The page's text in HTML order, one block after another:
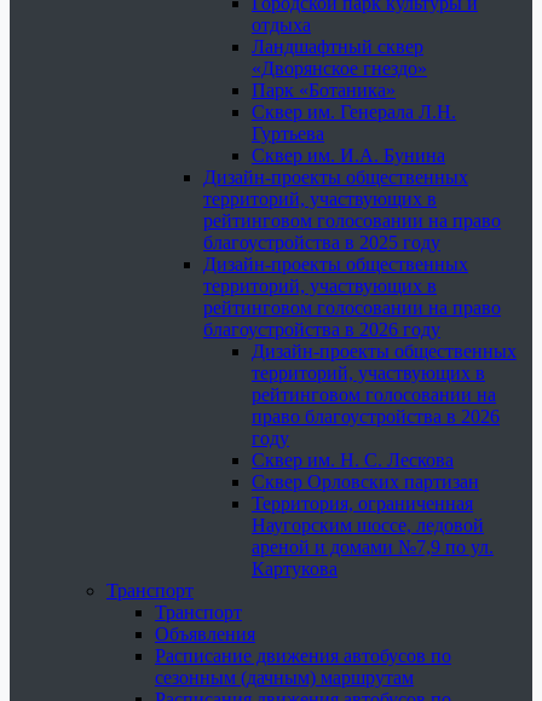
отдыха
Ландшафтный сквер
«Дворянское гнездо»
Парк «Ботаника»
Сквер им. Генерала Л.Н.
Гуртьева
Сквер им. И.А. Бунина
Дизайн-проекты общественных
территорий, участвующих в
рейтинговом голосовании на право
благоустройства в 2025 году
Дизайн-проекты общественных
территорий, участвующих в
рейтинговом голосовании на право
благоустройства в 2026 году
Дизайн-проекты общественных
территорий, участвующих в
рейтинговом голосовании на
право благоустройства в 2026
году
Сквер им. Н. С. Лескова
Сквер Орловских партизан
Территория, ограниченная
Наугорским шоссе, ледовой
ареной и домами №7,9 по ул.
Картукова
Транспорт
Транспорт
Объявления
Расписание движения автобусов по
сезонным (дачным) маршрутам